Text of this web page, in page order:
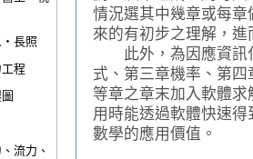
長照
程
流力、
情況選其中幾章或每
來的有初步之理解，進
此外，為因應資訊化
式、第三章機率、第
等章之章末加入軟體
用時能透過軟體快速
數學的應用價值。